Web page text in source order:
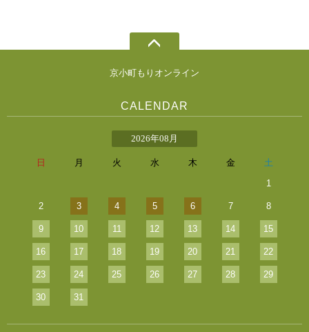
京小町もりオンライン
CALENDAR
2026年08月
日 月 火 水 木 金
土
1
2 3 4 5 6 7 8
9 10 11 12 13 14 15
16 17 18 19 20 21 22
23 24 25 26 27 28 29
30 31